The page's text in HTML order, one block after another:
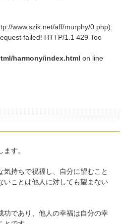
www.szik.net/aff/murphy/0.php):
failed! HTTP/1.1 429 Too
harmony/index.html on line
す。
気持ちで祝福し、自分に望むこと
いことは他人に対しても望まない
功であり、他人の幸福は自分の幸